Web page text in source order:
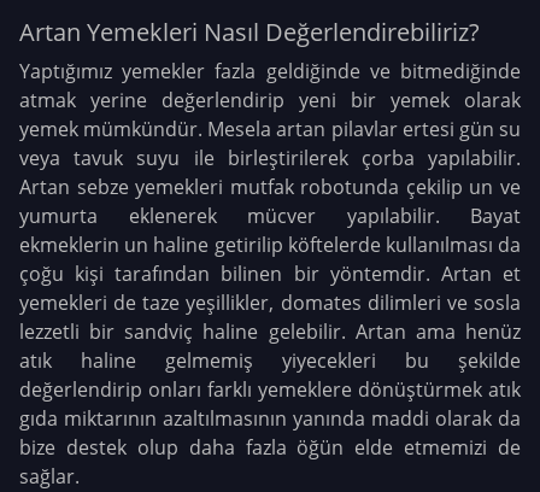
Artan Yemekleri Nasıl Değerlendirebiliriz?
Yaptığımız yemekler fazla geldiğinde ve bitmediğinde
atmak yerine değerlendirip yeni bir yemek olarak
yemek mümkündür. Mesela artan pilavlar ertesi gün su
veya tavuk suyu ile birleştirilerek çorba yapılabilir.
Artan sebze yemekleri mutfak robotunda çekilip un ve
yumurta eklenerek mücver yapılabilir. Bayat
ekmeklerin un haline getirilip köftelerde kullanılması da
çoğu kişi tarafından bilinen bir yöntemdir. Artan et
yemekleri de taze yeşillikler, domates dilimleri ve sosla
lezzetli bir sandviç haline gelebilir. Artan ama henüz
atık haline gelmemiş yiyecekleri bu şekilde
değerlendirip onları farklı yemeklere dönüştürmek atık
gıda miktarının azaltılmasının yanında maddi olarak da
bize destek olup daha fazla öğün elde etmemizi de
sağlar.